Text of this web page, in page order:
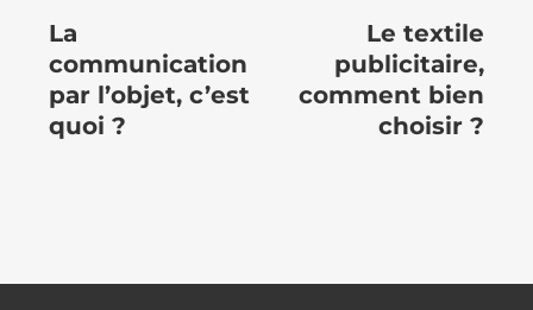
La
communication
par l’objet, c’est
quoi ?
Le textile
publicitaire,
comment bien
choisir ?